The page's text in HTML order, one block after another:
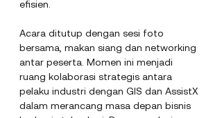
efisien.
Acara ditutup dengan sesi foto
bersama, makan siang dan networking
antar peserta. Momen ini menjadi
ruang kolaborasi strategis antara
pelaku industri dengan GIS dan AssistX
dalam merancang masa depan bisnis